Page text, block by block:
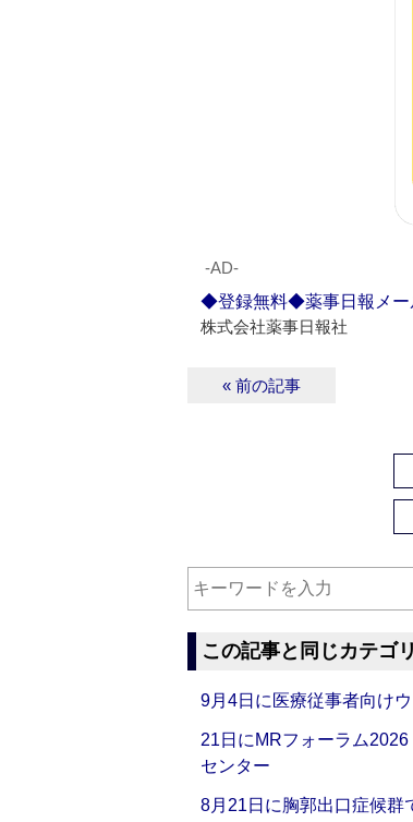
‐AD‐
◆登録無料◆薬事日報メー
株式会社薬事日報社
« 前の記事
この記事と同じカテゴ
9月4日に医療従事者向け
21日にMRフォーラム
センター
8月21日に胸郭出口症候